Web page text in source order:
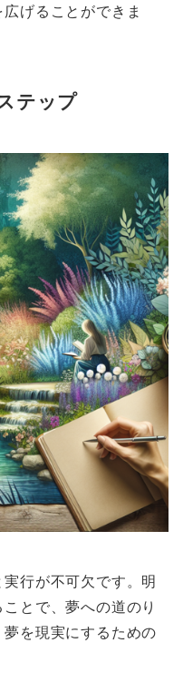
げることができま
テップ
行が不可欠です。明
とで、夢への道のり
を現実にするための